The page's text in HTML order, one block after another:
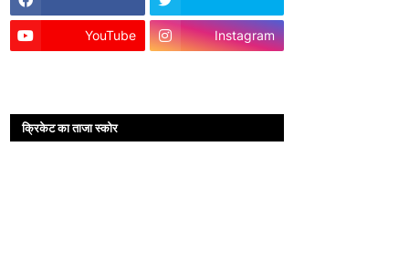
YouTube Instagram
क्रिकेट का ताजा स्कोर